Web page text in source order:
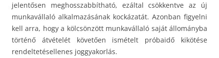
jelentősen meghosszabbítható, ezáltal csökkentve az új
munkavállaló alkalmazásának kockázatát. Azonban figyelni
kell arra, hogy a kölcsönzött munkavállaló saját állományba
történő átvételét követően ismételt próbaidő kikötése
rendeltetésellenes joggyakorlás.